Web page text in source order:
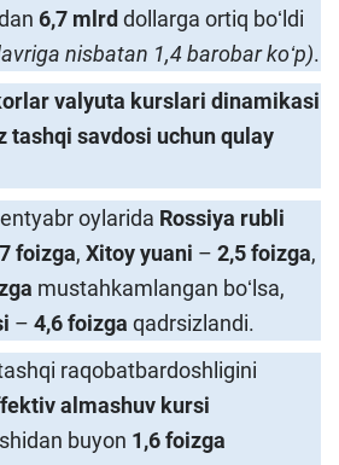
6,7 mlrd dollarga ortiq boʻldi
nisbatan 1,4 barobar koʻp).
valyuta kurslari dinamikasi
tashqi savdosi uchun qulay
oylarida Rossiya rubli
foizga, Xitoy yuani – 2,5 foizga,
mustahkamlangan boʻlsa,
– 4,6 foizga qadrsizlandi.
raqobatbardoshligini
almashuv kursi
buyon 1,6 foizga